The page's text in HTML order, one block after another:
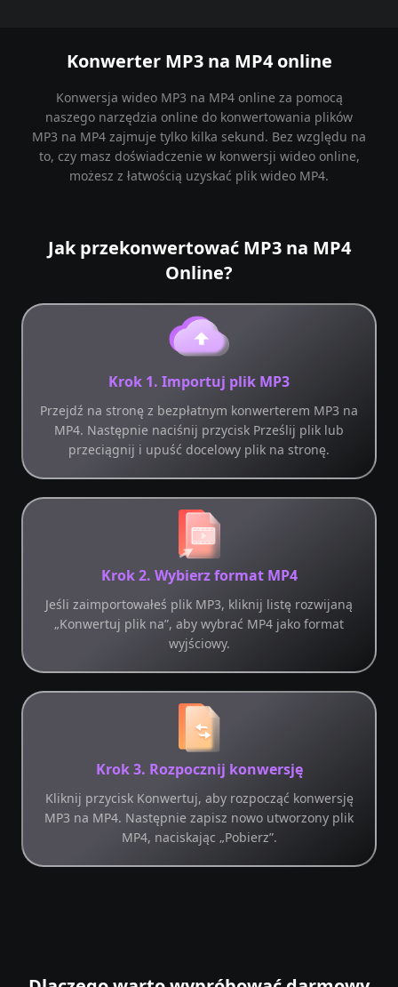
Konwerter MP3 na MP4 online
Konwersja wideo MP3 na MP4 online za pomocą
naszego narzędzia online do konwertowania plików
MP3 na MP4 zajmuje tylko kilka sekund. Bez względu na
to, czy masz doświadczenie w konwersji wideo online,
możesz z łatwością uzyskać plik wideo MP4.
Jak przekonwertować MP3 na MP4
Online?
Krok 1. Importuj plik MP3
Przejdź na stronę z bezpłatnym konwerterem MP3 na
MP4. Następnie naciśnij przycisk Prześlij plik lub
przeciągnij i upuść docelowy plik na stronę.
Krok 2. Wybierz format MP4
Jeśli zaimportowałeś plik MP3, kliknij listę rozwijaną
„Konwertuj plik na”, aby wybrać MP4 jako format
wyjściowy.
Krok 3. Rozpocznij konwersję
Kliknij przycisk Konwertuj, aby rozpocząć konwersję
MP3 na MP4. Następnie zapisz nowo utworzony plik
MP4, naciskając „Pobierz”.